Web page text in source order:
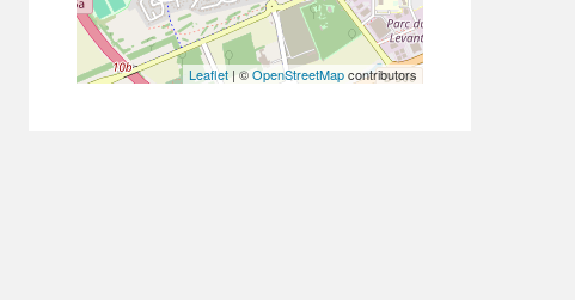
Leaflet| ©OpenStreetMapcontributors